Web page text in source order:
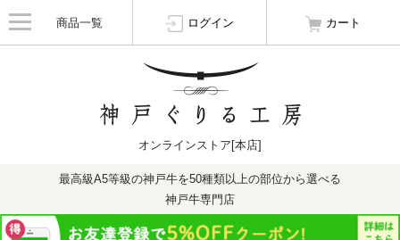
商品一覧 ログイン カート
オンラインストア[本店]
最高級A5等級の神戸牛を50種類以上の部位から選べる
神戸牛専門店